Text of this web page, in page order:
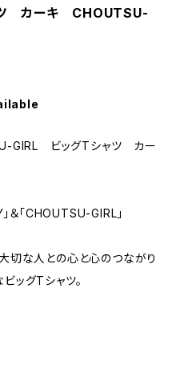
ツ カーキ CHOUTSU-
GIRL ビッグTシャツ カー
＆「CHOUTSU-GIRL」
切な人との心と心のつながり
ッグTシャツ。